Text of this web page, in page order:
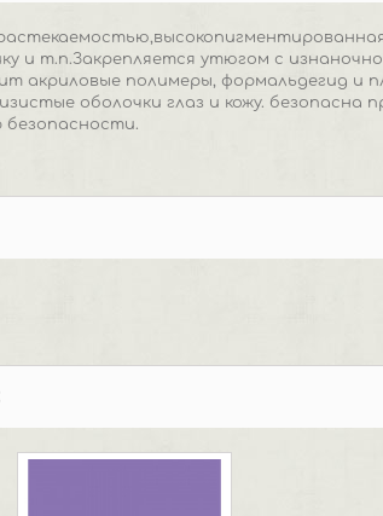
и т.п.Закрепляется утюгом с
акриловые полимеры, формальдегид и
оболочки глаз и кожу. безопасна
безопасности.